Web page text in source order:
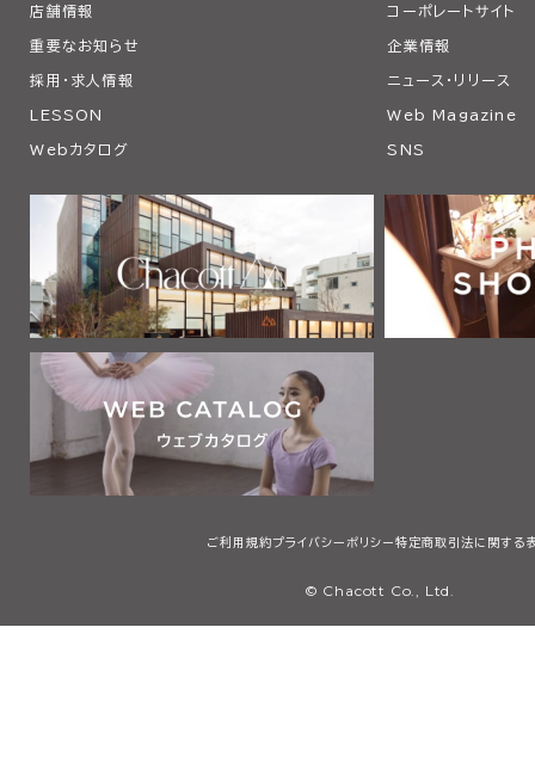
店舗情報 コーポレートサイト
重要なお知らせ 企業情報
採用・求人情報 ニュース・リリース
LESSON Web Magazine
Webカタログ SNS
ご利用規約プライバシーポリシー 特定商取引法に関する
© Chacott Co., Ltd.